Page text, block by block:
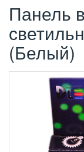
Панель
(Белый)